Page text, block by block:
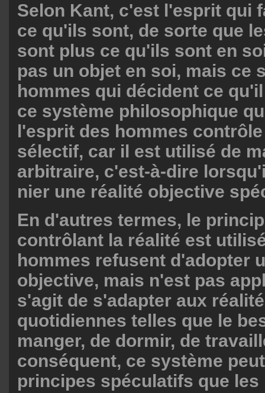
Selon Kant, c'est l'esprit qui
ce qu'ils sont, de sorte que
sont plus ce qu'ils sont en
pas un objet en soi, mais ce
hommes qui décident ce
ce système philosophique
l'esprit des hommes
sélectif, car il est utilisé de
arbitraire, c'est-à-dire
nier une réalité objective
En d'autres termes, le
contrôlant la réalité est
hommes refusent d'adopter
objective, mais n'est pas
s'agit de s'adapter aux
quotidiennes telles que le
manger, de dormir, de
conséquent, ce système
principes spéculatifs que les